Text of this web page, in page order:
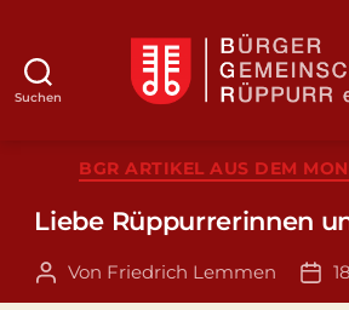
Suchen
BGR ARTIKEL AUS DEM
Liebe Rüppurrerinnen
Beitragsautor
Von Friedrich Lemmen